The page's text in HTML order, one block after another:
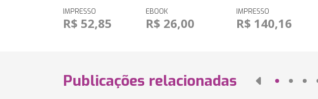
IMPRESSO
R$ 52,85
EBOOK
R$ 26,00
IMPRESSO
R$ 140,16
Publicações relacionadas